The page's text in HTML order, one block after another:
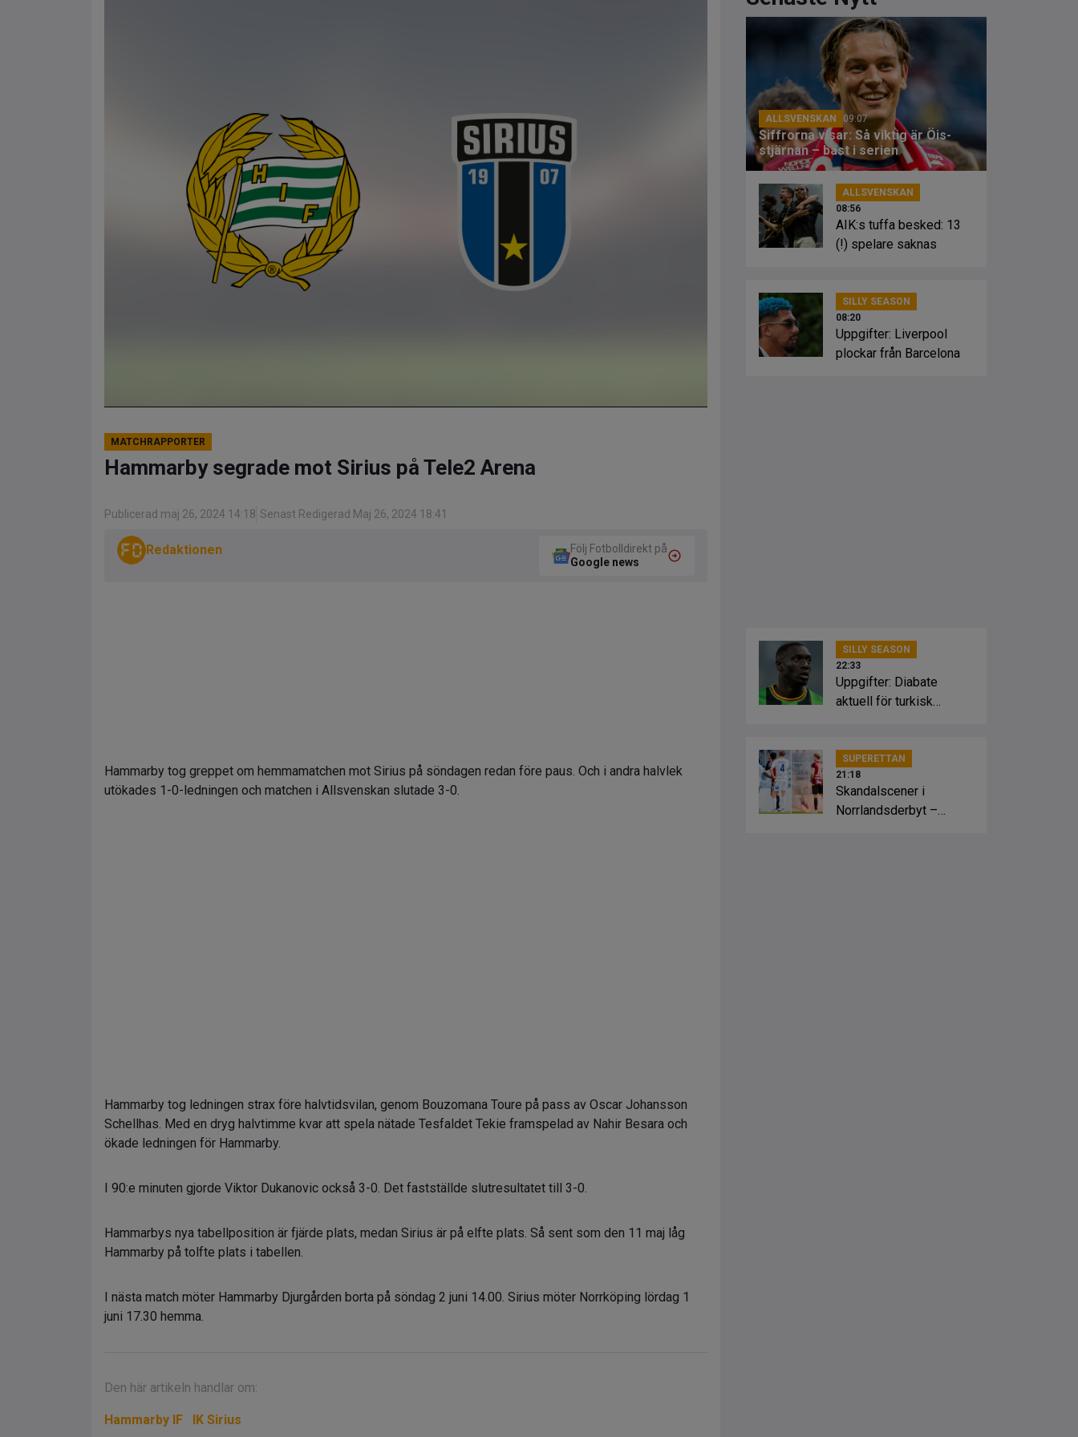
MATCHRAPPORTER
Hammarby segrade mot Sirius på Tele2 Arena
Publicerad maj 26, 2024 14:18 Senast Redigerad Maj 26, 2024 18:41
Redaktionen
Följ Fotbolldirekt på
Google news
Hammarby tog greppet om hemmamatchen mot Sirius på söndagen redan före paus. Och i andra halvlek
utökades 1-0-ledningen och matchen i Allsvenskan slutade 3-0.
Hammarby tog ledningen strax före halvtidsvilan, genom Bouzomana Toure på pass av Oscar Johansson
Schellhas. Med en dryg halvtimme kvar att spela nätade Tesfaldet Tekie framspelad av Nahir Besara och
ökade ledningen för Hammarby.
I 90:e minuten gjorde Viktor Dukanovic också 3-0. Det fastställde slutresultatet till 3-0.
Hammarbys nya tabellposition är fjärde plats, medan Sirius är på elfte plats. Så sent som den 11 maj låg
Hammarby på tolfte plats i tabellen.
I nästa match möter Hammarby Djurgården borta på söndag 2 juni 14.00. Sirius möter Norrköping lördag 1
juni 17.30 hemma.
Den här artikeln handlar om:
Hammarby IF IK Sirius
ALLSVENSKAN 09:07
Siffrorna visar: Så viktig är Öis-
stjärnan – bäst i serien
ALLSVENSKAN
08:56
AIK:s tuffa besked: 13
(!) spelare saknas
SILLY SEASON
08:20
Uppgifter: Liverpool
plockar från Barcelona
SILLY SEASON
22:33
Uppgifter: Diabate
aktuell för turkisk
SUPERETTAN
21:18
Skandalscener i
Norrlandsderbyt –